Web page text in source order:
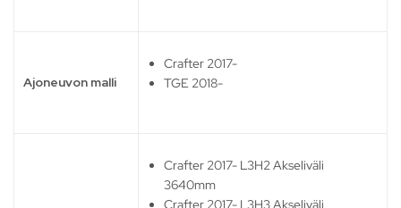
Ajoneuvon malli
Crafter 2017-
TGE 2018-
Crafter 2017- L3H2 Akseliväli
3640mm
Crafter 2017- L3H3 Akseliväli